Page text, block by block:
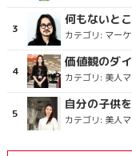
何もないと
カテゴリ: マー
価値観のダ
カテゴリ: 美人
自分の子供
カテゴリ: 美人